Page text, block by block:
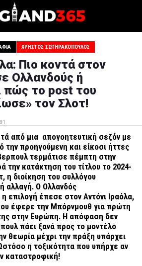
ΧΡΉΣΤΟΣ ΣΩΤΗΡΑΚΌΠΟΥΛΟΣ
Πιο κοντά στον
Ολλανδούς ή
πώς το post του
τον Σλοτ!
από μια απογοητευτική σεζόν με
την προηγούμενη και είκοσι ήττες
τερμάτισε πέμπτη στην
την κατάκτηση του τίτλου το 2024-
η διοίκηση του συλλόγου
αλλαγή. Ο Ολλανδός
επιλογή έπεσε στον Αντόνι Ιραόλα,
έφερε την Μπόρνμουθ για πρώτη
στην Ευρώπη. Η απόφαση δεν
πάει ξανά προς το μοντέλο
θεωρία μέχρι την πράξη υπάρχει
η τοξικότητα που υπήρχε αν
καταστροφική!